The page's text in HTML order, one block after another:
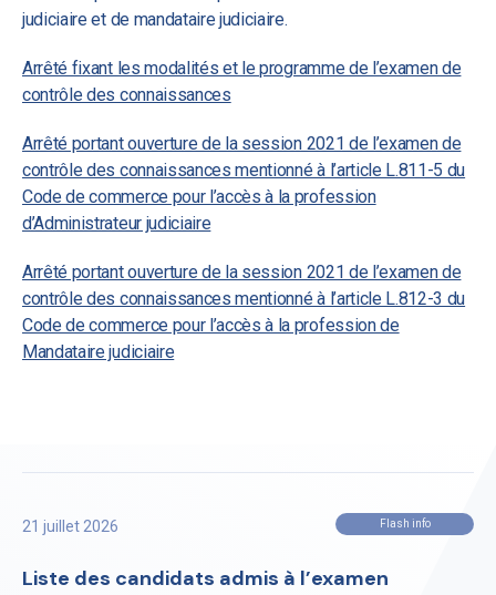
judiciaire et de mandataire judiciaire.
Arrêté fixant les modalités et le programme de l’examen de
contrôle des connaissances
Arrêté portant ouverture de la session 2021 de l’examen de
contrôle des connaissances mentionné à l’article L.811-5 du
Code de commerce pour l’accès à la profession
d’Administrateur judiciaire
Arrêté portant ouverture de la session 2021 de l’examen de
contrôle des connaissances mentionné à l’article L.812-3 du
Code de commerce pour l’accès à la profession de
Mandataire judiciaire
21 juillet 2026 Flash info
Liste des candidats admis à l’examen